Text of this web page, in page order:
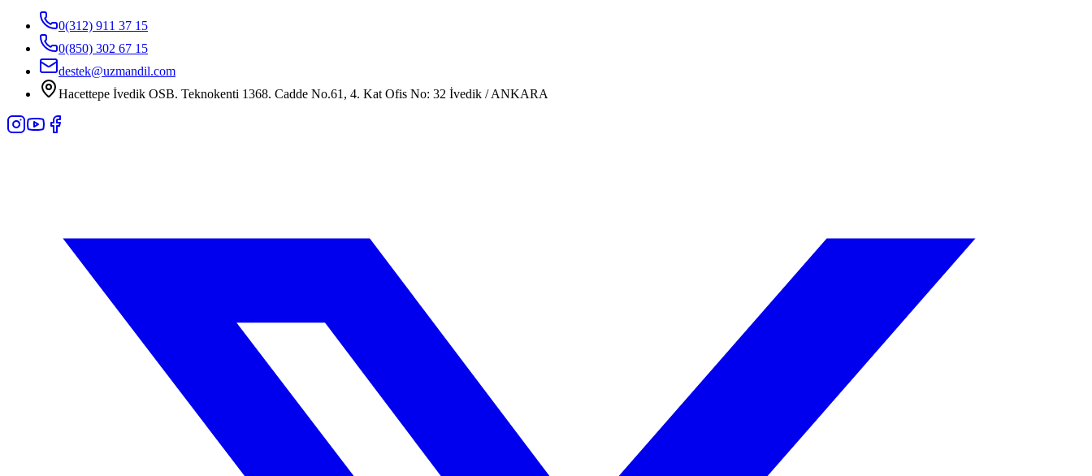
0(312) 911 37 15
0(850) 302 67 15
destek@uzmandil.com
Hacettepe İvedik OSB. Teknokenti 1368. Cadde No.61, 4. Kat Ofis No: 32 İvedik / ANKARA